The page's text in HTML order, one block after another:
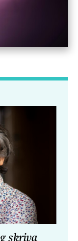
skriva